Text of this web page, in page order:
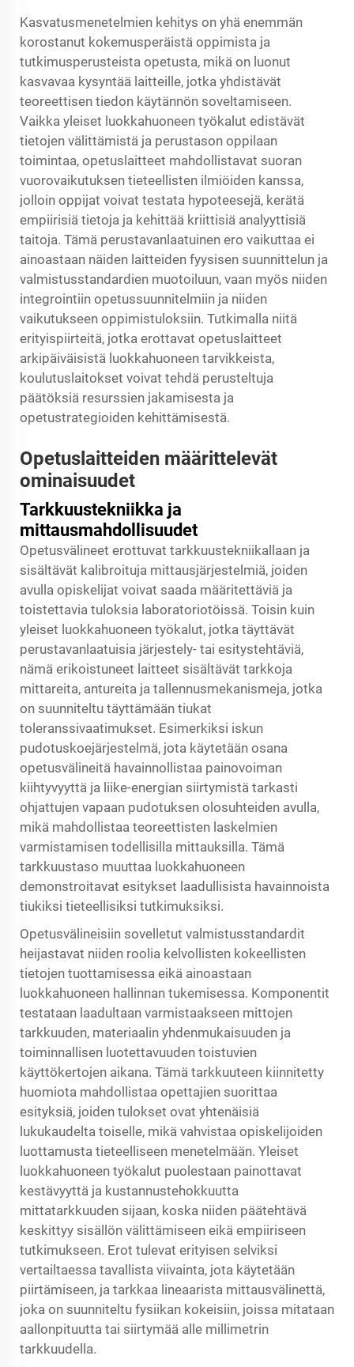
Kasvatusmenetelmien kehitys on yhä enemmän
korostanut kokemusperäistä oppimista ja
tutkimusperusteista opetusta, mikä on luonut
kasvavaa kysyntää laitteille, jotka yhdistävät
teoreettisen tiedon käytännön soveltamiseen.
Vaikka yleiset luokkahuoneen työkalut edistävät
tietojen välittämistä ja perustason oppilaan
toimintaa, opetuslaitteet mahdollistavat suoran
vuorovaikutuksen tieteellisten ilmiöiden kanssa,
jolloin oppijat voivat testata hypoteesejä, kerätä
empiirisiä tietoja ja kehittää kriittisiä analyyttisiä
taitoja. Tämä perustavanlaatuinen ero vaikuttaa ei
ainoastaan näiden laitteiden fyysisen suunnittelun ja
valmistusstandardien muotoiluun, vaan myös niiden
integrointiin opetussuunnitelmiin ja niiden
vaikutukseen oppimistuloksiin. Tutkimalla niitä
erityispiirteitä, jotka erottavat opetuslaitteet
arkipäiväisistä luokkahuoneen tarvikkeista,
koulutuslaitokset voivat tehdä perusteltuja
päätöksiä resurssien jakamisesta ja
opetustrategioiden kehittämisestä.
Opetuslaitteiden määrittelevät
ominaisuudet
Tarkkuustekniikka ja
mittausmahdollisuudet
Opetusvälineet erottuvat tarkkuustekniikallaan ja
sisältävät kalibroituja mittausjärjestelmiä, joiden
avulla opiskelijat voivat saada määritettäviä ja
toistettavia tuloksia laboratoriotöissä. Toisin kuin
yleiset luokkahuoneen työkalut, jotka täyttävät
perustavanlaatuisia järjestely- tai esitystehtäviä,
nämä erikoistuneet laitteet sisältävät tarkkoja
mittareita, antureita ja tallennusmekanismeja, jotka
on suunniteltu täyttämään tiukat
toleranssivaatimukset. Esimerkiksi iskun
pudotuskoejärjestelmä, jota käytetään osana
opetusvälineitä havainnollistaa painovoiman
kiihtyvyyttä ja liike-energian siirtymistä tarkasti
ohjattujen vapaan pudotuksen olosuhteiden avulla,
mikä mahdollistaa teoreettisten laskelmien
varmistamisen todellisilla mittauksilla. Tämä
tarkkuustaso muuttaa luokkahuoneen
demonstroitavat esitykset laadullisista havainnoista
tiukiksi tieteellisiksi tutkimuksiksi.
Opetusvälineisiin sovelletut valmistusstandardit
heijastavat niiden roolia kelvollisten kokeellisten
tietojen tuottamisessa eikä ainoastaan
luokkahuoneen hallinnan tukemisessa. Komponentit
testataan laadultaan varmistaakseen mittojen
tarkkuuden, materiaalin yhdenmukaisuuden ja
toiminnallisen luotettavuuden toistuvien
käyttökertojen aikana. Tämä tarkkuuteen kiinnitetty
huomiota mahdollistaa opettajien suorittaa
esityksiä, joiden tulokset ovat yhtenäisiä
lukukaudelta toiselle, mikä vahvistaa opiskelijoiden
luottamusta tieteelliseen menetelmään. Yleiset
luokkahuoneen työkalut puolestaan painottavat
kestävyyttä ja kustannustehokkuutta
mittatarkkuuden sijaan, koska niiden päätehtävä
keskittyy sisällön välittämiseen eikä empiiriseen
tutkimukseen. Erot tulevat erityisen selviksi
vertailtaessa tavallista viivainta, jota käytetään
piirtämiseen, ja tarkkaa lineaarista mittausvälinettä,
joka on suunniteltu fysiikan kokeisiin, joissa mitataan
aallonpituutta tai siirtymää alle millimetrin
tarkkuudella.